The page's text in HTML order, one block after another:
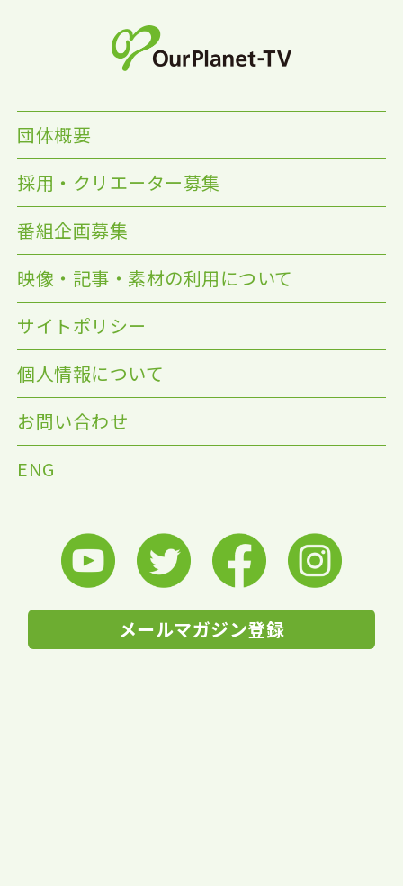
団体概要
採用・クリエーター募集
番組企画募集
映像・記事・素材の利用について
サイトポリシー
個人情報について
お問い合わせ
ENG
メールマガジン登録